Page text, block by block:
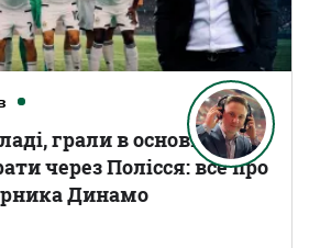
грали в основному
через Полісся: все про
Динамо